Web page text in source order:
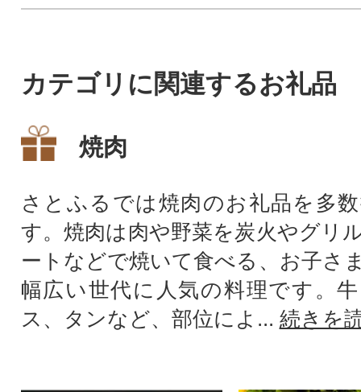
カテゴリに関連するお礼品
焼肉
さとふるでは焼肉のお礼品を多
す。焼肉は肉や野菜を炭火やグリ
ートなどで焼いて食べる、お子さ
幅広い世代に人気の料理です。
ス、タンなど、部位によ... 続きを